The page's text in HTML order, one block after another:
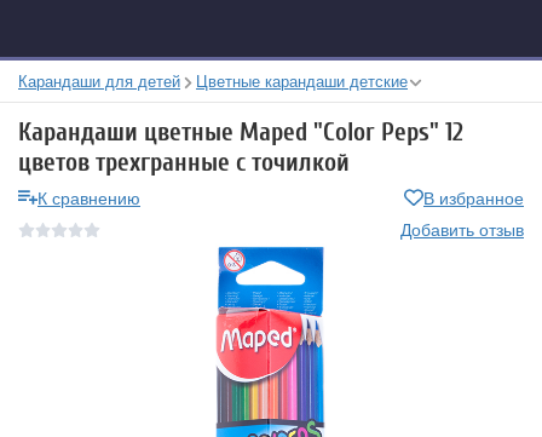
Карандаши для детей Цветные карандаши детские
Карандаши цветные Maped "Color Peps" 12
цветов трехгранные с точилкой
К сравнению
В избранное
Добавить отзыв